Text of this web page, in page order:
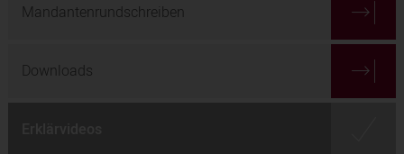
Mandantenrundschreiben
Downloads